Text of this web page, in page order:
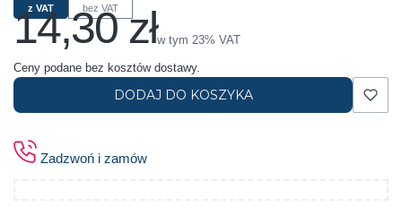
z VAT bez VAT
Cena
14,30 złw tym 23% VAT
w tym 23% VAT
Ceny podane bez kosztów dostawy.
DODAJ DO KOSZYKA
Zadzwoń i zamów